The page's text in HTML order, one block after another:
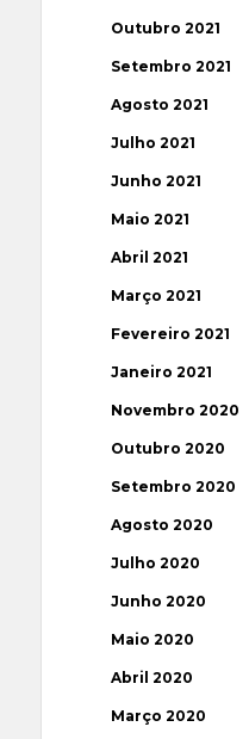
Outubro 2021
Setembro 2021
Agosto 2021
Julho 2021
Junho 2021
Maio 2021
Abril 2021
Março 2021
Fevereiro 2021
Janeiro 2021
Novembro 2020
Outubro 2020
Setembro 2020
Agosto 2020
Julho 2020
Junho 2020
Maio 2020
Abril 2020
Março 2020